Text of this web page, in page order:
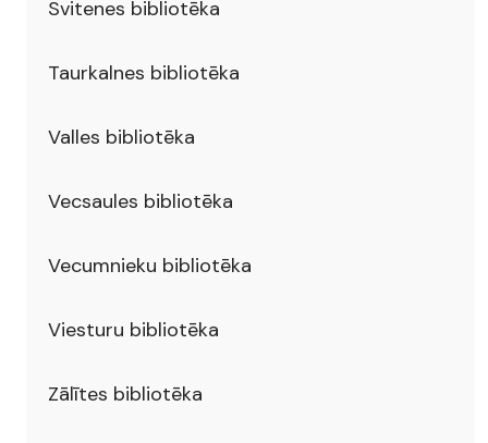
Svitenes bibliotēka
Taurkalnes bibliotēka
Valles bibliotēka
Vecsaules bibliotēka
Vecumnieku bibliotēka
Viesturu bibliotēka
Zālītes bibliotēka